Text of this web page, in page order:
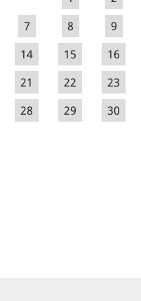
7 8
9
14 15
16
21 22
23
28 29
30